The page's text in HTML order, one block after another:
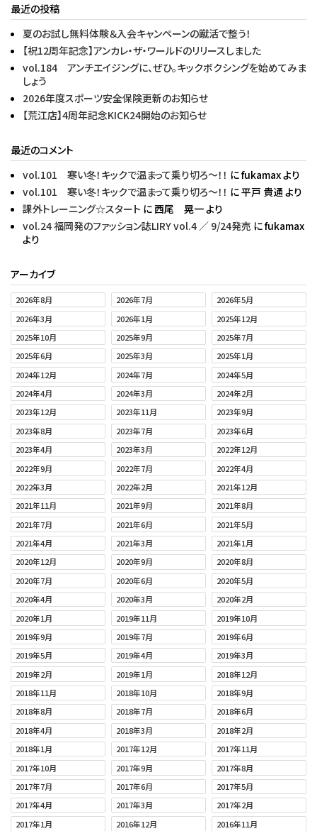
最近の投稿
夏のお試し無料体験＆入会キャンペーンの蹴活で整う！
【祝12周年記念】アンカレ・ザ・ワールドのリリースしました
vol.184 アンチエイジングに、ぜひ。キックボクシングを始めてみま
しょう
2026年度スポーツ安全保険更新のお知らせ
【荒江店】4周年記念KICK24開始のお知らせ
最近のコメント
vol.101 寒い冬！キックで温まって乗り切ろ〜！！ にfukamaxより
vol.101 寒い冬！キックで温まって乗り切ろ〜！！ に平戸 貴通 より
課外トレーニング☆スタート に 西尾 晃一より
vol.24 福岡発のファッション誌LIRY vol.4 ／ 9/24発売 にfukamax
より
アーカイブ
2026年8月 2026年7月
2026年5月
2026年3月
2026年1月
2025年12月
2025年10月
2025年9月
2025年7月
2025年6月
2025年3月
2025年1月
2024年12月
2024年7月
2024年5月
2024年4月
2024年3月
2024年2月
2023年12月
2023年11月
2023年9月
2023年8月
2023年7月
2023年6月
2023年4月
2023年3月
2022年12月
2022年9月
2022年7月
2022年4月
2022年3月
2022年2月
2021年12月
2021年11月
2021年9月
2021年8月
2021年7月
2021年6月
2021年5月
2021年4月
2021年3月
2021年1月
2020年12月
2020年9月
2020年8月
2020年7月
2020年6月
2020年5月
2020年4月
2020年3月
2020年2月
2020年1月
2019年11月
2019年10月
2019年9月
2019年7月
2019年6月
2019年5月
2019年4月
2019年3月
2019年2月
2019年1月
2018年12月
2018年11月
2018年10月
2018年9月
2018年8月
2018年7月
2018年6月
2018年4月
2018年3月
2018年2月
2018年1月
2017年12月
2017年11月
2017年10月
2017年9月
2017年8月
2017年7月
2017年6月
2017年5月
2017年4月
2017年3月
2017年2月
2017年1月
2016年12月
2016年11月